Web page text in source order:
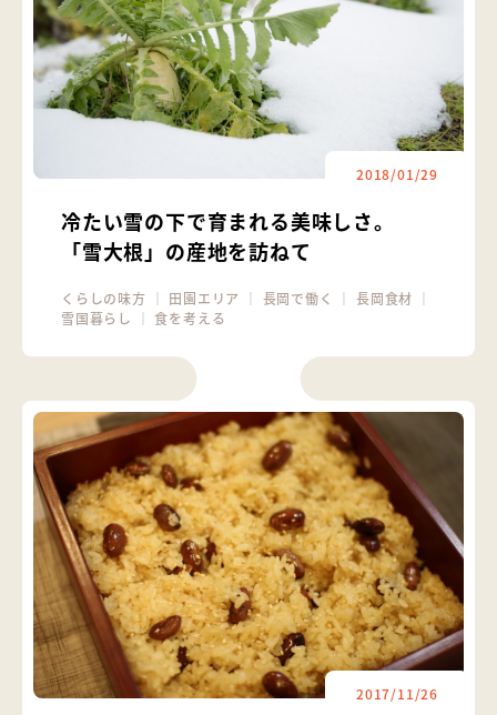
2018/01/29
冷たい雪の下で育まれる美味しさ。
「雪大根」の産地を訪ねて
くらしの味方 ｜ 田園エリア ｜ 長岡で働く ｜長岡食材 ｜
雪国暮らし
｜食を考える
2017/11/26